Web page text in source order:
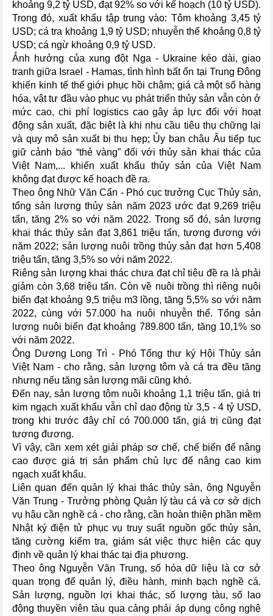
khoảng 9,2 tỷ USD, đạt 92% so với kế hoạch (10 tỷ USD).
Trong đó, xuất khẩu tập trung vào: Tôm khoảng 3,45 tỷ
USD; cá tra khoảng 1,9 tỷ USD; nhuyễn thể khoảng 0,8 tỷ
USD; cá ngừ khoảng 0,9 tỷ USD.
Ảnh hưởng của xung đột Nga - Ukraine kéo dài, giao
tranh giữa Israel - Hamas, tình hình bất ổn tại Trung Đông
khiến kinh tế thế giới phục hồi chậm; giá cả một số hàng
hóa, vật tư đầu vào phục vụ phát triển thủy sản vẫn còn ở
mức cao, chi phí logistics cao gây áp lực đối với hoạt
động sản xuất, đặc biệt là khi nhu cầu tiêu thụ chững lại
và quy mô sản xuất bị thu hẹp; Ủy ban châu Âu tiếp tục
giữ cảnh báo “thẻ vàng” đối với thủy sản khai thác của
Việt Nam,... khiến xuất khẩu thủy sản của Việt Nam
không đạt được kế hoạch đề ra.
Theo ông Nhữ Văn Cẩn - Phó cục trưởng Cục Thủy sản,
tổng sản lượng thủy sản năm 2023 ước đạt 9,269 triệu
tấn, tăng 2% so với năm 2022. Trong số đó, sản lượng
khai thác thủy sản đạt 3,861 triệu tấn, tương đương với
năm 2022; sản lượng nuôi trồng thủy sản đạt hơn 5,408
triệu tấn, tăng 3,5% so với năm 2022.
Riêng sản lượng khai thác chưa đạt chỉ tiêu đề ra là phải
giảm còn 3,68 triệu tấn. Còn về nuôi trồng thì riêng nuôi
biển đạt khoảng 9,5 triệu m3 lồng, tăng 5,5% so với năm
2022, cùng với 57.000 ha nuôi nhuyễn thể. Tổng sản
lượng nuôi biển đạt khoảng 789.800 tấn, tăng 10,1% so
với năm 2022.
Ông Dương Long Trì - Phó Tổng thư ký Hội Thủy sản
Việt Nam - cho rằng, sản lượng tôm và cá tra đều tăng
nhưng nếu tăng sản lượng mãi cũng khó.
Đến nay, sản lượng tôm nuôi khoảng 1,1 triệu tấn, giá trị
kim ngạch xuất khẩu vẫn chỉ dao động từ 3,5 - 4 tỷ USD,
trong khi trước đây chỉ có 700.000 tấn, giá trị cũng đạt
tương đương.
Vì vậy, cần xem xét giải pháp sơ chế, chế biến để nâng
cao được giá trị sản phẩm chủ lực để nâng cao kim
ngạch xuất khẩu.
Liên quan đến quản lý khai thác thủy sản, ông Nguyễn
Văn Trung - Trưởng phòng Quản lý tàu cá và cơ sở dịch
vụ hậu cần nghề cá - cho rằng, cần hoàn thiện phần mềm
Nhật ký điện tử phục vụ truy suất nguồn gốc thủy sản,
tăng cường kiểm tra, giám sát việc thực hiện các quy
định về quản lý khai thác tại địa phương.
Theo ông Nguyễn Văn Trung, số hóa dữ liệu là cơ sở
quan trọng để quản lý, điều hành, minh bạch nghề cá.
Sản lượng, nguồn lợi khai thác, số lượng tàu, số lao
động thuyền viên tàu qua cảng phải áp dụng công nghệ